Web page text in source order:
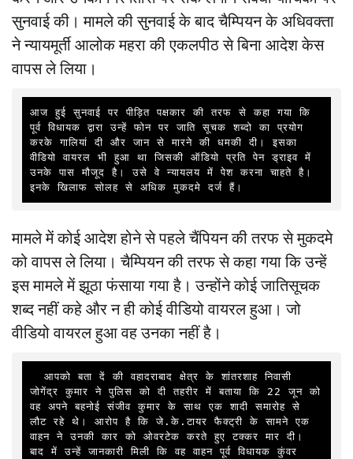
सुनवाई की। मामले की सुनवाई के बाद चैम्पियन के अधिवक्ता
ने न्यायमूर्ती आलोक महरा की एकलपीठ से बिना आदेश केस
वापस ले लिया।
आज हुई सुनवाई पर पीड़ित पक्षकार की तरफ से कहा गया कि
पूर्व विधायक द्वारा उन्हें फोन पर जाति सूचक शब्दो का प्रयोग
करके गालियां दी और जान से मारने की धमकी दी। इसका
वीडियो वायरल भी हुआ था जिसकी ऑडियो प्रति पेन ड्राइव में
उनके पास मौजूद है। उसे वे न्यायलय में पेश करना चाहते है।
इनके खिलाफ सोलह से अधिक मुकदमे दर्ज हैं।
मामले में कोई आदेश होने से पहले चैंपियन की तरफ से मुकदमे
को वापस ले लिया। चैम्पियन की तरफ से कहा गया कि उन्हें
इस मामले में झूठा फंसाया गया है। उन्होंने कोई जातिसूचक
शब्द नहीं कहे और न ही कोई वीडियो वायरल हुआ। जो
वीडियो वायरल हुआ वह उनका नहीं है।
जोगेंद्र कुमार ने पुलिस को दी तहरीर में बताया कि 22 जून को
वह अपने बहनोई संजीव कुमार के साथ एक शादी समारोह से
लौट रहे थे। आरोप है कि जे.के.टायर फैक्ट्री के सामने एक
वाहन ने उनकी कार को ओवरटेक करते हुए टक्कर मार दी।
बाद में उन्हें जानकारी मिली कि वह वाहन पूर्व विधायक कुंवर